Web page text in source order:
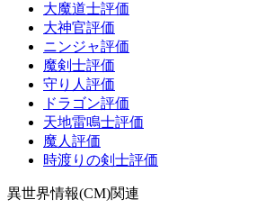
大魔道士評価
大神官評価
ニンジャ評価
魔剣士評価
守り人評価
ドラゴン評価
天地雷鳴士評価
魔人評価
時渡りの剣士評価
異世界情報(CM)関連